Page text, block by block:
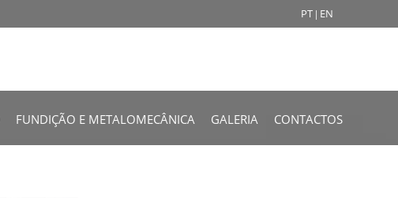
PT| EN
FUNDIÇÃO E METALOMECÂNICA GALERIA CONTACTOS